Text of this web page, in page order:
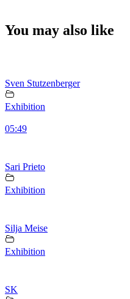
You may also like
Sven Stutzenberger
Exhibition
05:49
Sari Prieto
Exhibition
Silja Meise
Exhibition
SK